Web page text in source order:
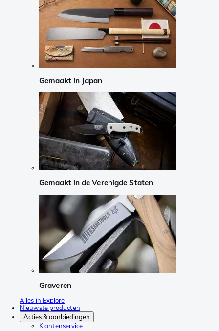
Gemaakt in Japan
Gemaakt in de Verenigde Staten
Graveren
Alles in Explore
Nieuwste producten
Acties & aanbiedingen
Klantenservice